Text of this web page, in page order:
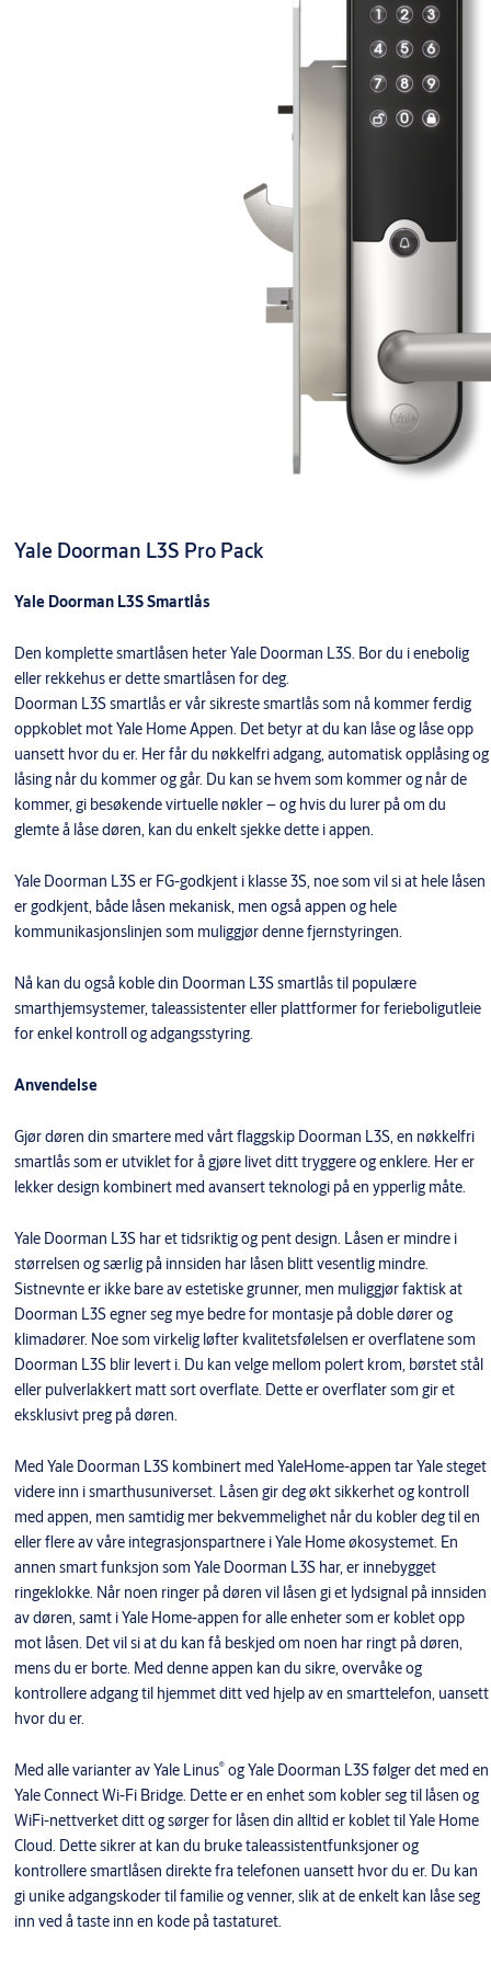
364509117057
Yale Doorman L3S Pro Pack
Yale Doorman L3S Smartlås
Den komplette smartlåsen heter Yale Doorman L3S. Bor du i enebolig
eller rekkehus er dette smartlåsen for deg.
Doorman L3S smartlås er vår sikreste smartlås som nå kommer ferdig
oppkoblet mot Yale Home Appen. Det betyr at du kan låse og låse opp
uansett hvor du er. Her får du nøkkelfri adgang, automatisk opplåsing og
låsing når du kommer og går. Du kan se hvem som kommer og når de
kommer, gi besøkende virtuelle nøkler – og hvis du lurer på om du
glemte å låse døren, kan du enkelt sjekke dette i appen.
Yale Doorman L3S er FG-godkjent i klasse 3S, noe som vil si at hele låsen
er godkjent, både låsen mekanisk, men også appen og hele
kommunikasjonslinjen som muliggjør denne fjernstyringen.
Nå kan du også koble din Doorman L3S smartlås til populære
smarthjemsystemer, taleassistenter eller plattformer for ferieboligutleie
for enkel kontroll og adgangsstyring.
Anvendelse
Gjør døren din smartere med vårt flaggskip Doorman L3S, en nøkkelfri
smartlås som er utviklet for å gjøre livet ditt tryggere og enklere. Her er
lekker design kombinert med avansert teknologi på en ypperlig måte.
Yale Doorman L3S har et tidsriktig og pent design. Låsen er mindre i
størrelsen og særlig på innsiden har låsen blitt vesentlig mindre.
Sistnevnte er ikke bare av estetiske grunner, men muliggjør faktisk at
Doorman L3S egner seg mye bedre for montasje på doble dører og
klimadører. Noe som virkelig løfter kvalitetsfølelsen er overflatene som
Doorman L3S blir levert i. Du kan velge mellom polert krom, børstet stål
eller pulverlakkert matt sort overflate. Dette er overflater som gir et
eksklusivt preg på døren.
Med Yale Doorman L3S kombinert med YaleHome-appen tar Yale steget
videre inn i smarthusuniverset. Låsen gir deg økt sikkerhet og kontroll
med appen, men samtidig mer bekvemmelighet når du kobler deg til en
eller flere av våre integrasjonspartnere i Yale Home økosystemet. En
annen smart funksjon som Yale Doorman L3S har, er innebygget
ringeklokke. Når noen ringer på døren vil låsen gi et lydsignal på innsiden
av døren, samt i Yale Home-appen for alle enheter som er koblet opp
mot låsen. Det vil si at du kan få beskjed om noen har ringt på døren,
mens du er borte. Med denne appen kan du sikre, overvåke og
kontrollere adgang til hjemmet ditt ved hjelp av en smarttelefon, uansett
hvor du er.
Med alle varianter av Yale Linus®og Yale Doorman L3S følger det med en
Yale Connect Wi-Fi Bridge. Dette er en enhet som kobler seg til låsen og
WiFi-nettverket ditt og sørger for låsen din alltid er koblet til Yale Home
Cloud. Dette sikrer at kan du bruke taleassistentfunksjoner og
kontrollere smartlåsen direkte fra telefonen uansett hvor du er. Du kan
gi unike adgangskoder til familie og venner, slik at de enkelt kan låse seg
inn ved å taste inn en kode på tastaturet.